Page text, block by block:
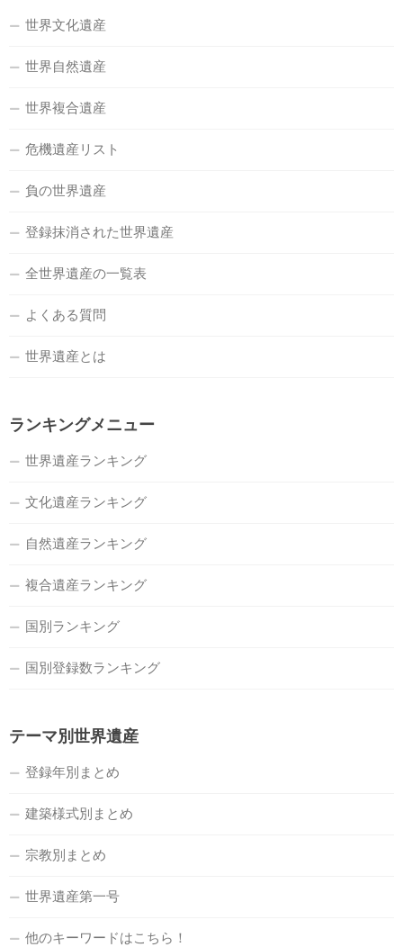
世界文化遺産
世界自然遺産
世界複合遺産
危機遺産リスト
負の世界遺産
登録抹消された世界遺産
全世界遺産の一覧表
よくある質問
世界遺産とは
ランキングメニュー
世界遺産ランキング
文化遺産ランキング
自然遺産ランキング
複合遺産ランキング
国別ランキング
国別登録数ランキング
テーマ別世界遺産
登録年別まとめ
建築様式別まとめ
宗教別まとめ
世界遺産第一号
他のキーワードはこちら！